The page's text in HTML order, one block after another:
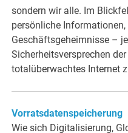
sondern wir alle. Im
persönliche Informationen,
Geschäftsgeheimnisse –
Sicherheitsversprechen
totalüberwachtes Internet
Vorratsdatenspeicherung
Wie sich Digitalisierung,